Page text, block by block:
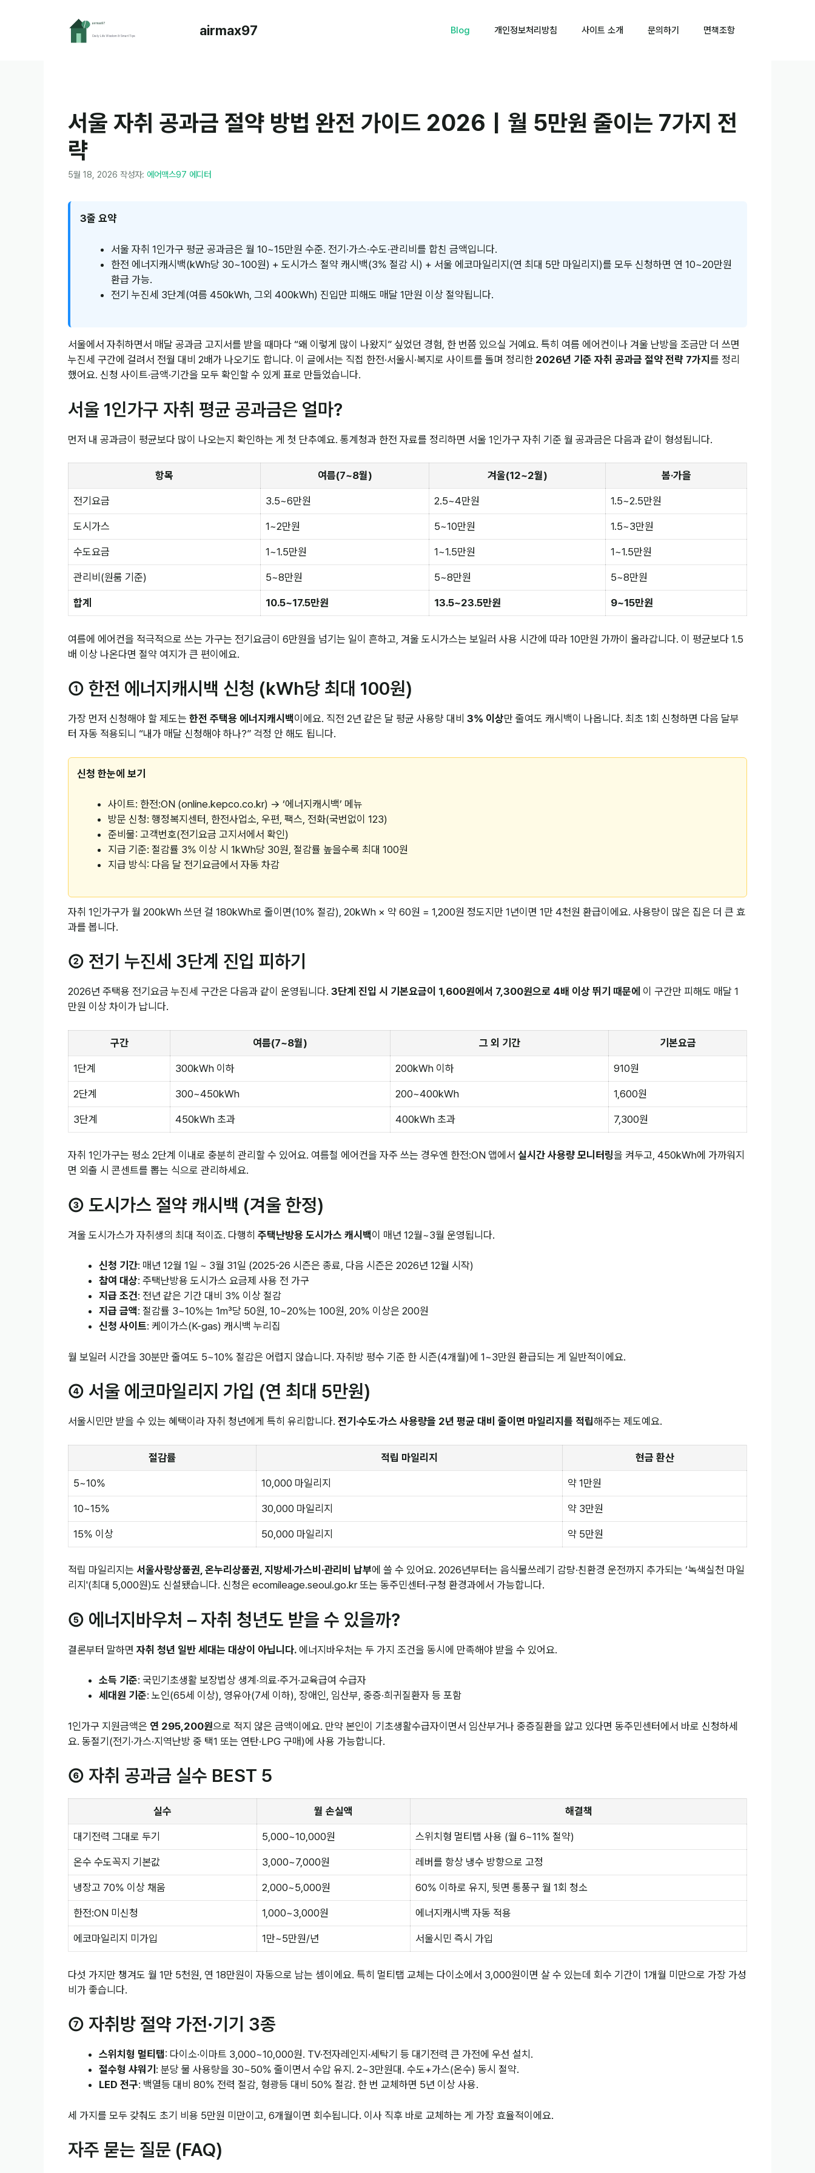
airmax97 Blog 개인정보처리방침 사이트 소개 문의하기 면책조항
서울 자취 공과금 절약 방법 완전 가이드 2026｜월 5만원 줄이는 7가지 전
략
5월 18, 2026 작성자: 에어맥스97 에디터
3줄 요약
서울 자취 1인가구 평균 공과금은 월 10~15만원 수준. 전기·가스·수도·관리비를 합친 금액입니다.
한전 에너지캐시백(kWh당 30~100원) + 도시가스 절약 캐시백(3% 절감 시) + 서울 에코마일리지(연 최대 5만 마일리지)를 모두 신청하면 연 10~20만원
환급 가능.
전기 누진세 3단계(여름 450kWh, 그외 400kWh) 진입만 피해도 매달 1만원 이상 절약됩니다.
서울에서 자취하면서 매달 공과금 고지서를 받을 때마다 “왜 이렇게 많이 나왔지” 싶었던 경험, 한 번쯤 있으실 거예요. 특히 여름 에어컨이나 겨울 난방을 조금만 더 쓰면
누진세 구간에 걸려서 전월 대비 2배가 나오기도 합니다. 이 글에서는 직접 한전·서울시·복지로 사이트를 돌며 정리한 2026년 기준 자취 공과금 절약 전략 7가지 를 정리
했어요. 신청 사이트·금액·기간을 모두 확인할 수 있게 표로 만들었습니다.
서울 1인가구 자취 평균 공과금은 얼마?
먼저 내 공과금이 평균보다 많이 나오는지 확인하는 게 첫 단추예요. 통계청과 한전 자료를 정리하면 서울 1인가구 자취 기준 월 공과금은 다음과 같이 형성됩니다.
항목 여름(7~8월) 겨울(12~2월) 봄·가을
전기요금 3.5~6만원 2.5~4만원 1.5~2.5만원
도시가스 1~2만원 5~10만원 1.5~3만원
수도요금 1~1.5만원 1~1.5만원 1~1.5만원
관리비(원룸 기준) 5~8만원 5~8만원 5~8만원
합계 10.5~17.5만원 13.5~23.5만원 9~15만원
여름에 에어컨을 적극적으로 쓰는 가구는 전기요금이 6만원을 넘기는 일이 흔하고, 겨울 도시가스는 보일러 사용 시간에 따라 10만원 가까이 올라갑니다. 이 평균보다 1.5
배 이상 나온다면 절약 여지가 큰 편이에요.
① 한전 에너지캐시백 신청 (kWh당 최대 100원)
가장 먼저 신청해야 할 제도는 한전 주택용 에너지캐시백이에요. 직전 2년 같은 달 평균 사용량 대비 3% 이상만 줄여도 캐시백이 나옵니다. 최초 1회 신청하면 다음 달부
터 자동 적용되니 “내가 매달 신청해야 하나?” 걱정 안 해도 됩니다.
신청 한눈에 보기
사이트: 한전:ON (online.kepco.co.kr) → ‘에너지캐시백’ 메뉴
방문 신청: 행정복지센터, 한전사업소, 우편, 팩스, 전화(국번없이 123)
준비물: 고객번호(전기요금 고지서에서 확인)
지급 기준: 절감률 3% 이상 시 1kWh당 30원, 절감률 높을수록 최대 100원
지급 방식: 다음 달 전기요금에서 자동 차감
자취 1인가구가 월 200kWh 쓰던 걸 180kWh로 줄이면(10% 절감), 20kWh × 약 60원 = 1,200원 정도지만 1년이면 1만 4천원 환급이에요. 사용량이 많은 집은 더 큰 효
과를 봅니다.
② 전기 누진세 3단계 진입 피하기
2026년 주택용 전기요금 누진세 구간은 다음과 같이 운영됩니다. 3단계 진입 시 기본요금이 1,600원에서 7,300원으로 4배 이상 뛰기 때문에 이 구간만 피해도 매달 1
만원 이상 차이가 납니다.
구간 여름(7~8월) 그 외 기간 기본요금
1단계 300kWh 이하 200kWh 이하 910원
2단계 300~450kWh 200~400kWh 1,600원
3단계 450kWh 초과 400kWh 초과 7,300원
자취 1인가구는 평소 2단계 이내로 충분히 관리할 수 있어요. 여름철 에어컨을 자주 쓰는 경우엔 한전:ON 앱에서 실시간 사용량 모니터링을 켜두고, 450kWh에 가까워지
면 외출 시 콘센트를 뽑는 식으로 관리하세요.
③ 도시가스 절약 캐시백 (겨울 한정)
겨울 도시가스가 자취생의 최대 적이죠. 다행히 주택난방용 도시가스 캐시백이 매년 12월~3월 운영됩니다.
신청 기간: 매년 12월 1일 ~ 3월 31일 (2025-26 시즌은 종료, 다음 시즌은 2026년 12월 시작)
참여 대상: 주택난방용 도시가스 요금제 사용 전 가구
지급 조건: 전년 같은 기간 대비 3% 이상 절감
지급 금액: 절감률 3~10%는 1m³당 50원, 10~20%는 100원, 20% 이상은 200원
신청 사이트: 케이가스(K-gas) 캐시백 누리집
월 보일러 시간을 30분만 줄여도 5~10% 절감은 어렵지 않습니다. 자취방 평수 기준 한 시즌(4개월)에 1~3만원 환급되는 게 일반적이에요.
④ 서울 에코마일리지 가입 (연 최대 5만원)
서울시민만 받을 수 있는 혜택이라 자취 청년에게 특히 유리합니다. 전기·수도·가스 사용량을 2년 평균 대비 줄이면 마일리지를 적립 해주는 제도예요.
절감률 적립 마일리지 현금 환산
5~10% 10,000 마일리지 약 1만원
10~15% 30,000 마일리지 약 3만원
15% 이상 50,000 마일리지 약 5만원
적립 마일리지는 서울사랑상품권, 온누리상품권, 지방세·가스비·관리비 납부에 쓸 수 있어요. 2026년부터는 음식물쓰레기 감량·친환경 운전까지 추가되는 ‘녹색실천 마일
리지'(최대 5,000원)도 신설됐습니다. 신청은 ecomileage.seoul.go.kr 또는 동주민센터·구청 환경과에서 가능합니다.
⑤ 에너지바우처 – 자취 청년도 받을 수 있을까?
결론부터 말하면 자취 청년 일반 세대는 대상이 아닙니다. 에너지바우처는 두 가지 조건을 동시에 만족해야 받을 수 있어요.
소득 기준: 국민기초생활 보장법상 생계·의료·주거·교육급여 수급자
세대원 기준: 노인(65세 이상), 영유아(7세 이하), 장애인, 임산부, 중증·희귀질환자 등 포함
1인가구 지원금액은 연 295,200원으로 적지 않은 금액이에요. 만약 본인이 기초생활수급자이면서 임산부거나 중증질환을 앓고 있다면 동주민센터에서 바로 신청하세
요. 동절기(전기·가스·지역난방 중 택1 또는 연탄·LPG 구매)에 사용 가능합니다.
⑥ 자취 공과금 실수 BEST 5
실수 월 손실액 해결책
대기전력 그대로 두기 5,000~10,000원 스위치형 멀티탭 사용 (월 6~11% 절약)
온수 수도꼭지 기본값 3,000~7,000원 레버를 항상 냉수 방향으로 고정
냉장고 70% 이상 채움 2,000~5,000원 60% 이하로 유지, 뒷면 통풍구 월 1회 청소
한전:ON 미신청 1,000~3,000원 에너지캐시백 자동 적용
에코마일리지 미가입 1만~5만원/년 서울시민 즉시 가입
다섯 가지만 챙겨도 월 1만 5천원, 연 18만원이 자동으로 남는 셈이에요. 특히 멀티탭 교체는 다이소에서 3,000원이면 살 수 있는데 회수 기간이 1개월 미만으로 가장 가성
비가 좋습니다.
⑦ 자취방 절약 가전·기기 3종
스위치형 멀티탭 : 다이소·이마트 3,000~10,000원. TV·전자레인지·세탁기 등 대기전력 큰 가전에 우선 설치.
절수형 샤워기 : 분당 물 사용량을 30~50% 줄이면서 수압 유지. 2~3만원대. 수도+가스(온수) 동시 절약.
LED 전구: 백열등 대비 80% 전력 절감, 형광등 대비 50% 절감. 한 번 교체하면 5년 이상 사용.
세 가지를 모두 갖춰도 초기 비용 5만원 미만이고, 6개월이면 회수됩니다. 이사 직후 바로 교체하는 게 가장 효율적이에요.
자주 묻는 질문 (FAQ)